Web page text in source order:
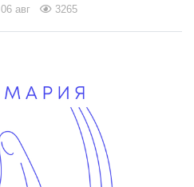
06 авг 3265